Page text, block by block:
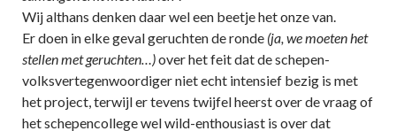
Wij althans denken daar wel een beetje het onze van.
Er doen in elke geval geruchten de ronde (ja, we moeten het
stellen met geruchten…)over het feit dat de schepen-
volksvertegenwoordiger niet echt intensief bezig is met
het project, terwijl er tevens twijfel heerst over de vraag of
het schepencollege wel wild-enthousiast is over dat